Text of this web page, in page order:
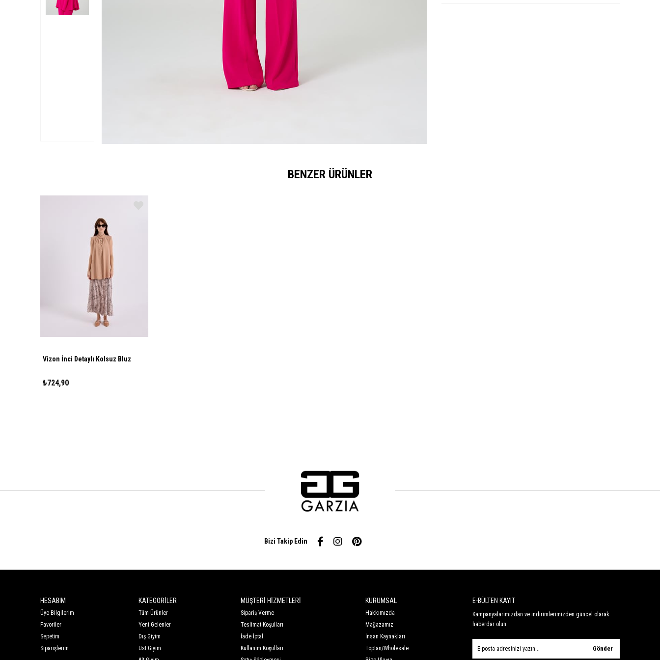
BENZER ÜRÜNLER
Vizon İnci Detaylı Kolsuz Bluz
₺724,90
Bizi Takip Edin
HESABIM
Üye Bilgilerim
Favoriler
Sepetim
Siparişlerim
KATEGORİLER
Tüm Ürünler
Yeni Gelenler
Dış Giyim
Üst Giyim
MÜŞTERİ HİZMETLERİ
Sipariş Verme
Teslimat Koşulları
İade İptal
Kullanım Koşulları
KURUMSAL
Hakkımızda
Mağazamız
İnsan Kaynakları
Toptan/Wholesale
E-BÜLTEN KAYIT
Kampanyalarımızdan ve indirimlerimizden güncel olarak
haberdar olun.
Gönder